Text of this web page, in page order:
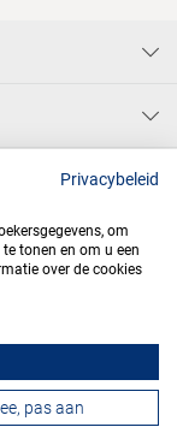
Webdesign
Privacybeleid
om
tonen en om u een
over de cookies
pas aan